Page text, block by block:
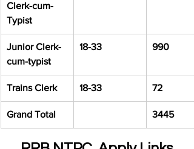
Clerk-cum-
Typist
Junior Clerk-
cum-typist
18-33 990
Trains Clerk 18-33 72
Grand Total 3445